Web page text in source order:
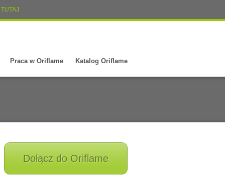
TUTAJ
Praca w Oriflame Katalog Oriflame
Dołącz do Oriflame